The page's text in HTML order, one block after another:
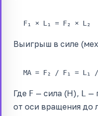
F₁ × L₁ = F₂ × L₂
Выигрыш в силе
MA = F₂ / F₁ = L₁
Где F — сила (Н), L —
от оси вращения до